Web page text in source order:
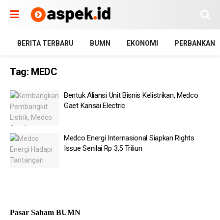
BERITA TERBARU BUMN EKONOMI PERBANKAN
Tag: MEDC
Bentuk Aliansi Unit Bisnis Kelistrikan, Medco
Gaet Kansai Electric
Medco Energi Internasional Siapkan Rights
Issue Senilai Rp 3,5 Triliun
Pasar Saham BUMN